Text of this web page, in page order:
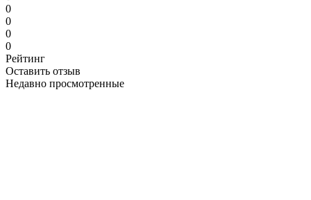
0
0
0
0
Рейтинг
Оставить отзыв
Недавно просмотренные